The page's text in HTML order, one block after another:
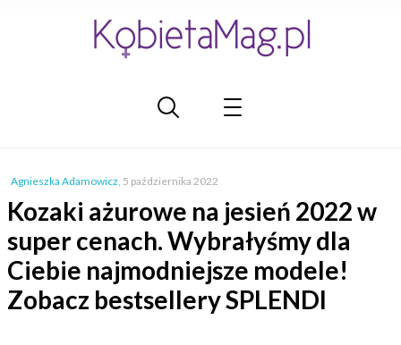
Agnieszka Adamowicz, 5 października 2022
Kozaki ażurowe na jesień 2022 w
super cenach. Wybrałyśmy dla
Ciebie najmodniejsze modele!
Zobacz bestsellery SPLENDI